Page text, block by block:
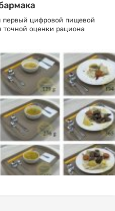
первый цифровой пищевой
точной оценки рациона